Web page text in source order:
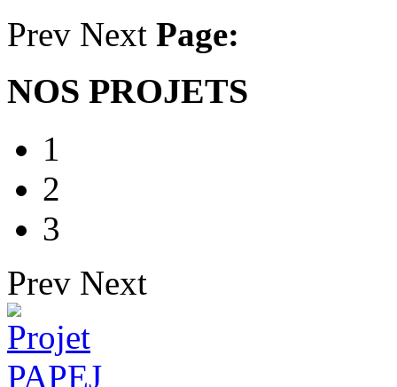
Prev Next Page:
NOS PROJETS
1
2
3
Prev Next